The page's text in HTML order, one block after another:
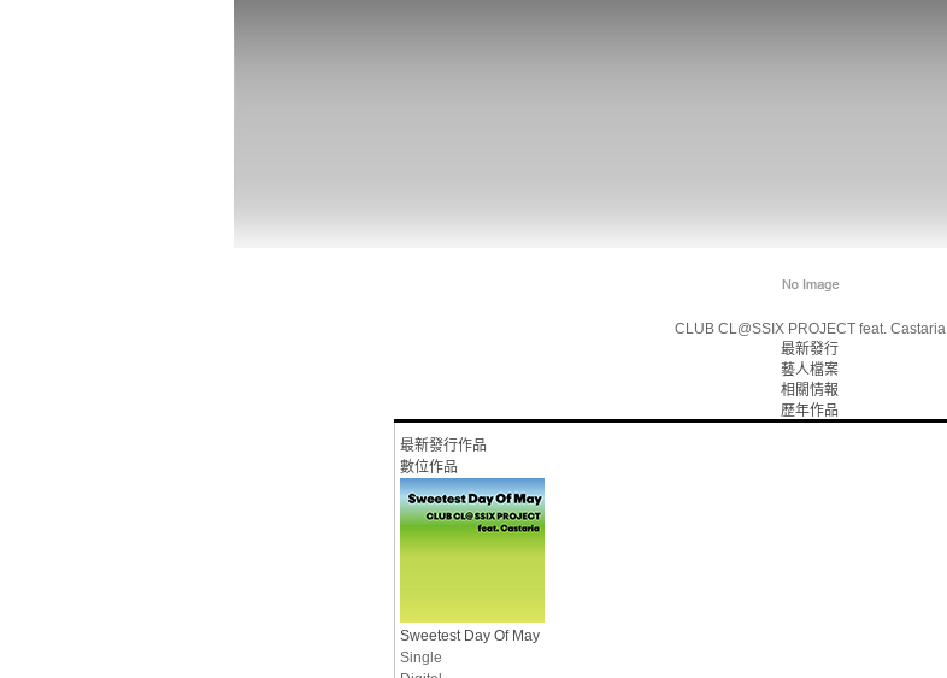
CLUB CL@SSIX PROJECT feat. Castaria
最新發行
藝人檔案
相關情報
歷年作品
最新發行作品
數位作品
Sweetest Day Of May
Single